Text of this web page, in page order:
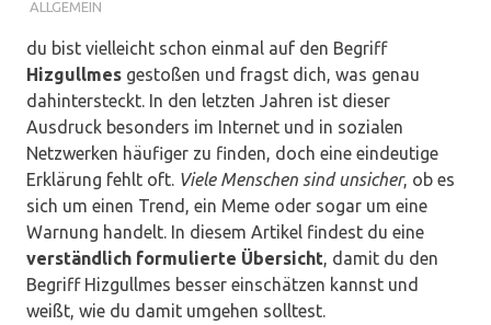
ALLGEMEIN
du bist vielleicht schon einmal auf den Begriff
Hizgullmes gestoßen und fragst dich, was genau
dahintersteckt. In den letzten Jahren ist dieser
Ausdruck besonders im Internet und in sozialen
Netzwerken häufiger zu finden, doch eine eindeutige
Erklärung fehlt oft. Viele Menschen sind unsicher, ob es
sich um einen Trend, ein Meme oder sogar um eine
Warnung handelt. In diesem Artikel findest du eine
verständlich formulierte Übersicht, damit du den
Begriff Hizgullmes besser einschätzen kannst und
weißt, wie du damit umgehen solltest.